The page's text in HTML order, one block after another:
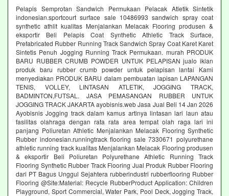
Pelapis Semprotan Sandwich Permukaan Pelacak Atletik Sintetik
indonesian.sportcourt surface sale 10486993 sandwich spray coat
synthetic athlit kualitas Menjalankan Melacak Flooring produsen &
eksportir Beli Pelapis Coat Synthetic Athletic Track Surface,
Prefabricated Rubber Running Track Sandwich Spray Coat Karet Karet
Sintetis Penuh Jogging Running Track Permukaan. murah PRODUK
BARU RUBBER CRUMB POWDER UNTUK PELAPISAN jualo iklan
produk baru rubber crumb powder untuk pelapisan lantai Kami
menyediakan PRODUK BARU dalam pembuatan lapisan LAPANGAN
TENIS, VOLLEY, LINTASAN ATLETIK, JOGGING TRACK,
BADMINTON,FUTSAL. JASA PEMASANGAN RUBBER UNTUK
JOGGING TRACK JAKARTA ayobisnis.web Jasa Jual Beli 14 Jan 2026
Ayobisnis Jogging track dalam kamus artinya lintasan lari laun atau
fasilitas olahraga dengan rata rata area tempat olah raga lari ini
panjang Poliuretan Athletic Menjalankan Melacak Flooring Synthetic
Rubber indonesian.runningtrack flooring sale 7330671 polyurethane
athletic running track kualitas Menjalankan Melacak Flooring produsen
& eksportir Beli Poliuretan Polyurethane Athletic Running Track
Flooring Synthetic Rubber Track Flooring Jual Produk Rubber Flooring
dari PT Bagus Unggul Sejahtera rubberindustri rubberflooring Rubber
Flooring @Site:Material: Recycle RubberProduct Application: Children
Playground, Sport Commercial, Water Park, Pool Deck, Jogging Track,